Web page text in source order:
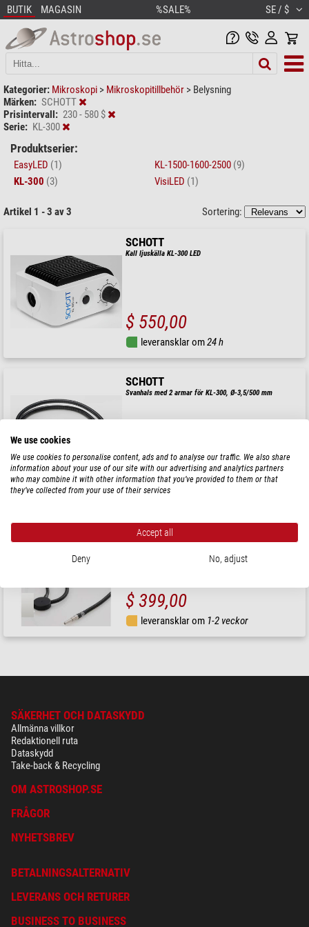
BUTIK MAGASIN %SALE% SE / $
Kategorier: Mikroskopi > Mikroskopitillbehör > Belysning
Märken: SCHOTT
Prisintervall: 230 - 580 $
Serie: KL-300
Produktserier:
EasyLED (1) KL-1500-1600-2500 (9)
KL-300 (3) VisiLED (1)
Artikel 1 - 3 av 3 Sortering:
SCHOTT
Kall ljuskälla KL-300 LED
$ 550,00
leveransklar om24 h
SCHOTT
Svanhals med 2 armar för KL-300, Ø-3,5/500 mm
$ 349,00
leveransklar om1-2 veckor
SCHOTT
Svanhals 3,5/500+flexarm f. 122.150, för KL-300
$ 399,00
leveransklar om 1-2 veckor
SÄKERHET OCH DATASKYDD
Allmänna villkor
Redaktionell ruta
Dataskydd
Take-back & Recycling
OM ASTROSHOP.SE
FRÅGOR
NYHETSBREV
BETALNINGSALTERNATIV
LEVERANS OCH RETURER
BUSINESS TO BUSINESS
We use cookies
We use cookies to personalise content, ads and to analyse our traffic. We also share
information about your use of our site with our advertising and analytics partners
who may combine it with other information that you’ve provided to them or that
they’ve collected from your use of their services
Accept all
Deny No, adjust